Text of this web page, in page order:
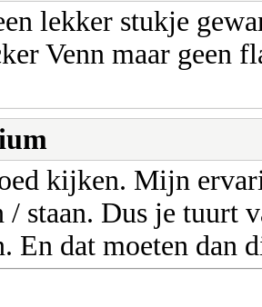
lekker stukje
Venn maar geen
kijken. Mijn
/ staan. Dus je tuurt
En dat moeten dan